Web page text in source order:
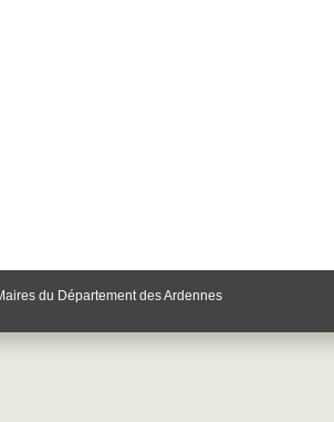
du Département des Ardennes